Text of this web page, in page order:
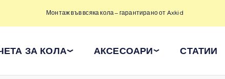
Монтаж във всяка кола – гарантирано от Axkid
ЗА КОЛА АКСЕСОАРИ СТАТИИ